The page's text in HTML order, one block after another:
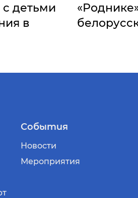
детьми
в
События
Новости
Мероприятия